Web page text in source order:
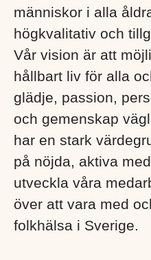
människor i alla
högkvalitativ och
Vår vision är att
hållbart liv för alla
glädje, passion,
och gemenskap
har en stark
på nöjda, aktiva
utveckla våra
över att vara med
folkhälsa i Sverige. ​